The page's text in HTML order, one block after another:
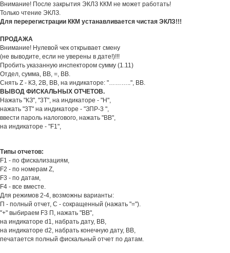
Внимание! После закрытия ЭКЛЗ ККМ не может работать!
Только чтение ЭКЛЗ.
Для перерегистрации ККМ устанавливается чистая ЭКЛЗ!!!
ПРОДАЖА
Внимание! Нулевой чек открывает смену
(не выводите, если не уверены в дате!)!!!
Пробить указанную инспектором сумму (1.11)
Отдел, сумма, ВВ, =, ВВ.
Снять Z - КЗ, 2В, ВВ, на индикаторе: "………..", ВВ.
ВЫВОД ФИСКАЛЬНЫХ ОТЧЕТОВ.
Нажать "КЗ", "3Т", на индикаторе - "Н",
нажать "3Т" на индикаторе - "ЗПР-3 ",
ввести пароль налогового, нажать "ВВ",
на индикаторе - "F1",
Типы отчетов:
F1 - по фискализациям,
F2 - по номерам Z,
F3 - по датам,
F4 - все вместе.
Для режимов 2-4, возможны варианты:
П - полный отчет, С - сокращенный (нажать "=").
"+" выбираем F3 П, нажать "ВВ",
на индикаторе d1, набрать дату, ВВ,
на индикаторе d2, набрать конечную дату, ВВ,
печатается полный фискальный отчет по датам.